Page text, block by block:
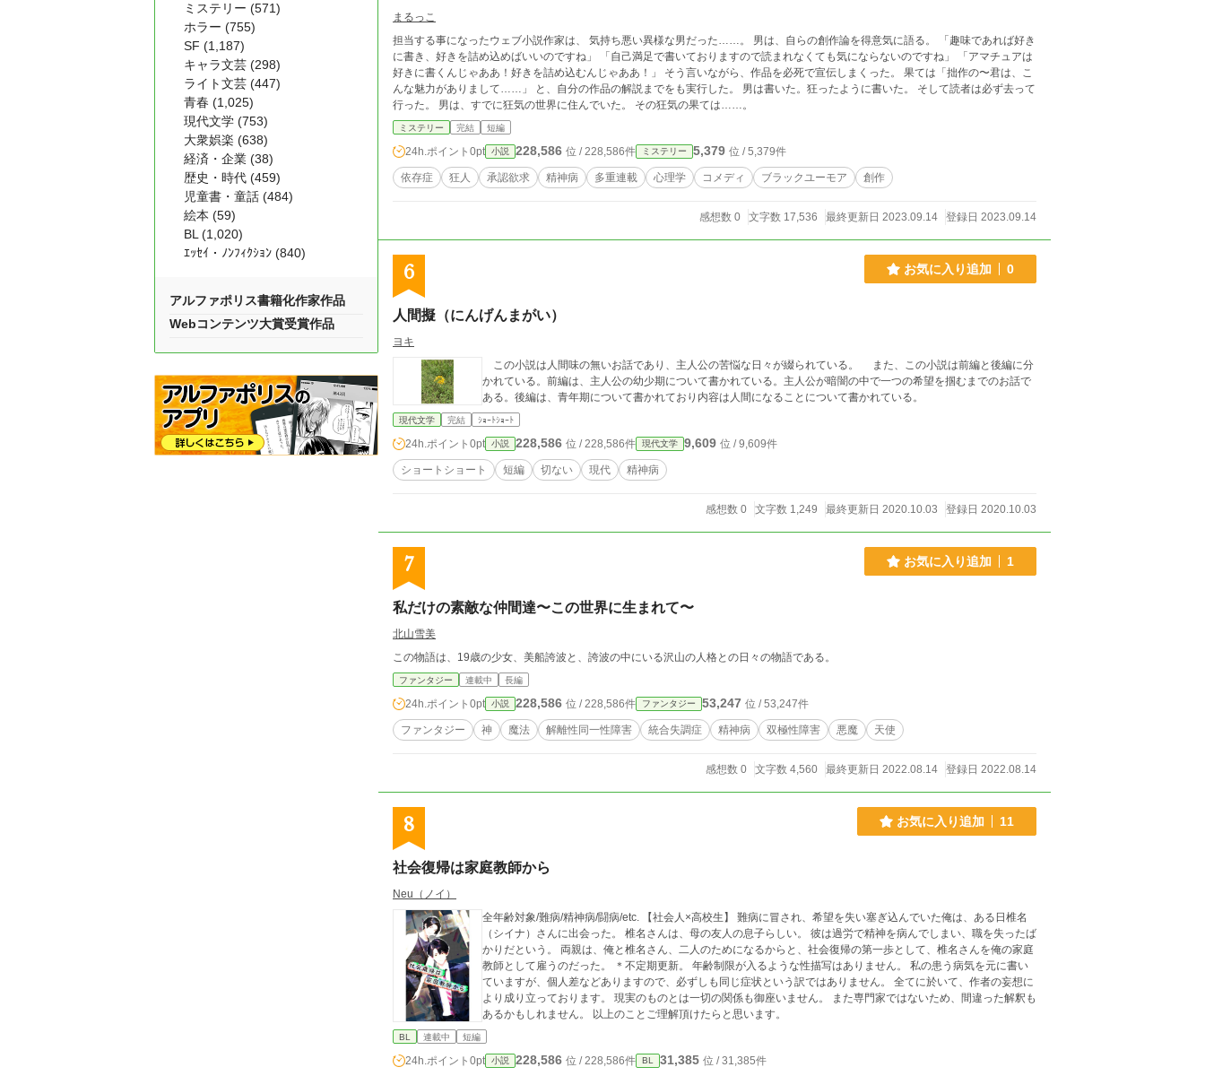
まるっこ
担当する事になったウェブ小説作家は、 気持ち悪い異様な男だった……。 男は、自らの創作論を得意気に語る。 「趣味であれば好き
に書き、好きを詰め込めばいいのですね」 「自己満足で書いておりますので読まれなくても気にならないのですね」 「アマチュアは
好きに書くんじゃああ！好きを詰め込むんじゃああ！」 そう言いながら、作品を必死で宣伝しまくった。 果ては「拙作の〜君は、こ
んな魅力がありまして……」 と、自分の作品の解説までをも実行した。 男は書いた。狂ったように書いた。 そして読者は必ず去って
行った。 男は、すでに狂気の世界に住んでいた。 その狂気の果ては……。
ミステリー 完結 短編
24h.ポイント 0pt 小説 228,586 位 / 228,586件 ミステリー 5,379 位 / 5,379件
依存症 狂人 承認欲求 精神病 多重連載 心理学 コメディ ブラックユーモア 創作
感想数 0 文字数 17,536 最終更新日 2023.09.14 登録日 2023.09.14
6 お気に入り追加 0
人間擬（にんげんまがい）
ヨキ
この小説は人間味の無いお話であり、主人公の苦悩な日々が綴られている。 また、この小説は前編と後編に分
かれている。前編は、主人公の幼少期について書かれている。主人公が暗闇の中で一つの希望を掴むまでのお話で
ある。後編は、青年期について書かれており内容は人間になることについて書かれている。
現代文学 完結 ｼｮｰﾄｼｮｰﾄ
24h.ポイント 0pt 小説 228,586 位 / 228,586件 現代文学 9,609 位 / 9,609件
ショートショート 短編 切ない 現代 精神病
感想数 0 文字数 1,249 最終更新日 2020.10.03 登録日 2020.10.03
7 お気に入り追加 1
私だけの素敵な仲間達〜この世界に生まれて〜
北山雪美
この物語は、19歳の少女、美船誇波と、誇波の中にいる沢山の人格との日々の物語である。
ファンタジー 連載中 長編
24h.ポイント 0pt 小説 228,586 位 / 228,586件 ファンタジー 53,247 位 / 53,247件
ファンタジー 神 魔法 解離性同一性障害 統合失調症 精神病 双極性障害 悪魔 天使
感想数 0 文字数 4,560 最終更新日 2022.08.14 登録日 2022.08.14
8 お気に入り追加 11
社会復帰は家庭教師から
Neu（ノイ）
全年齢対象/難病/精神病/闘病/etc. 【社会人×高校生】 難病に冒され、希望を失い塞ぎ込んでいた俺は、ある日椎名
（シイナ）さんに出会った。 椎名さんは、母の友人の息子らしい。 彼は過労で精神を病んでしまい、職を失ったば
かりだという。 両親は、俺と椎名さん、二人のためになるからと、社会復帰の第一歩として、椎名さんを俺の家庭
教師として雇うのだった。 ＊不定期更新。 年齢制限が入るような性描写はありません。 私の患う病気を元に書い
ていますが、個人差などありますので、必ずしも同じ症状という訳ではありません。 全てに於いて、作者の妄想に
より成り立っております。 現実のものとは一切の関係も御座いません。 また専門家ではないため、間違った解釈も
あるかもしれません。 以上のことご理解頂けたらと思います。
BL 連載中 短編
24h.ポイント 0pt 小説 228,586 位 / 228,586件 BL 31,385 位 / 31,385件
ミステリー (571)
ホラー (755)
SF (1,187)
キャラ文芸 (298)
ライト文芸 (447)
青春 (1,025)
現代文学 (753)
大衆娯楽 (638)
経済・企業 (38)
歴史・時代 (459)
児童書・童話 (484)
絵本 (59)
BL (1,020)
ｴｯｾｲ・ﾉﾝﾌｨｸｼｮﾝ (840)
アルファポリス書籍化作家作品
Webコンテンツ大賞受賞作品